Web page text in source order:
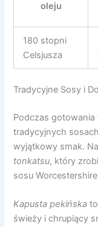
oleju
180 stopni
Celsjusza
Tradycyjne Sosy i
Podczas
tradycyjnych
wyjątkowy smak.
tonkatsu, który
sosu
Kapusta pekińska
świeży i chrupiący